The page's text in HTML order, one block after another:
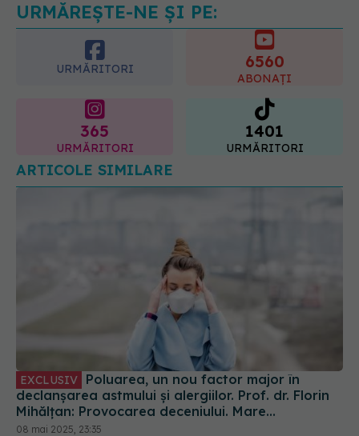
365
URMĂRITORI
1401
URMĂRITORI
ARTICOLE SIMILARE
declanșarea astmului și alergiilor. Prof. dr. Florin
Mihălțan: Provocarea deceniului. Mare
amenințare